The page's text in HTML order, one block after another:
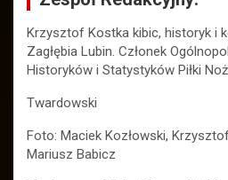
Krzysztof Kostka kibic, historyk i
Zagłębia Lubin. Członek
Historyków i Statystyków Piłki
Twardowski
Foto: Maciek Kozłowski,
Mariusz Babicz